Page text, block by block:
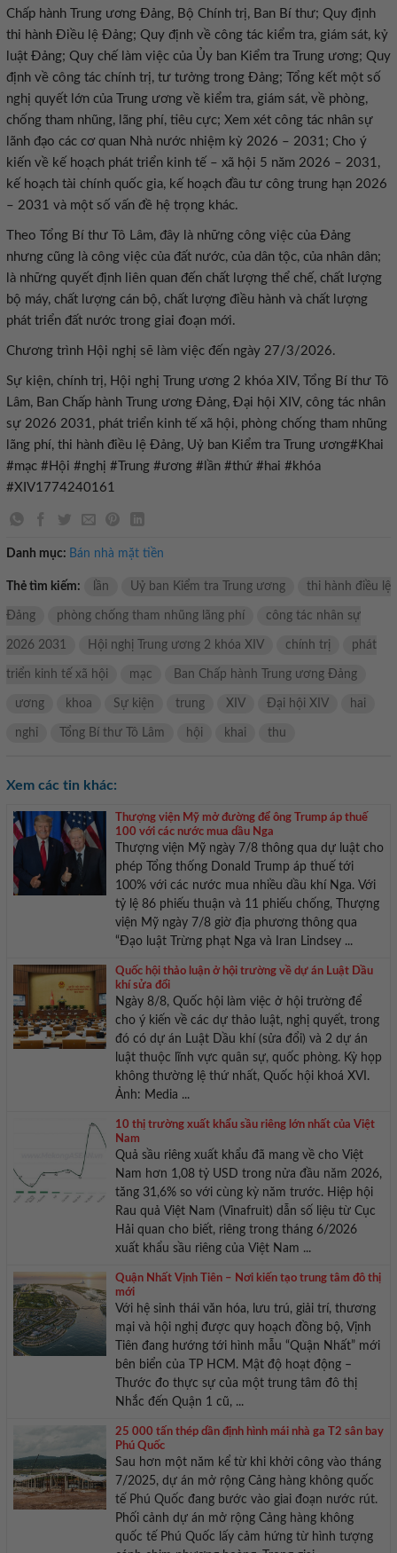
Chấp hành Trung ương Đảng, Bộ Chính trị, Ban Bí thư; Quy định
thi hành Điều lệ Đảng; Quy định về công tác kiểm tra, giám sát, kỷ
luật Đảng; Quy chế làm việc của Ủy ban Kiểm tra Trung ương; Quy
định về công tác chính trị, tư tưởng trong Đảng; Tổng kết một số
nghị quyết lớn của Trung ương về kiểm tra, giám sát, về phòng,
chống tham nhũng, lãng phí, tiêu cực; Xem xét công tác nhân sự
lãnh đạo các cơ quan Nhà nước nhiệm kỳ 2026 – 2031; Cho ý
kiến về kế hoạch phát triển kinh tế – xã hội 5 năm 2026 – 2031,
kế hoạch tài chính quốc gia, kế hoạch đầu tư công trung hạn 2026
– 2031 và một số vấn đề hệ trọng khác.
Theo Tổng Bí thư Tô Lâm, đây là những công việc của Đảng
nhưng cũng là công việc của đất nước, của dân tộc, của nhân dân;
là những quyết định liên quan đến chất lượng thể chế, chất lượng
bộ máy, chất lượng cán bộ, chất lượng điều hành và chất lượng
phát triển đất nước trong giai đoạn mới.
Chương trình Hội nghị sẽ làm việc đến ngày 27/3/2026.
Sự kiện, chính trị, Hội nghị Trung ương 2 khóa XIV, Tổng Bí thư Tô
Lâm, Ban Chấp hành Trung ương Đảng, Đại hội XIV, công tác nhân
sự 2026 2031, phát triển kinh tế xã hội, phòng chống tham nhũng
lãng phí, thi hành điều lệ Đảng, Uỷ ban Kiểm tra Trung ương#Khai
#mạc #Hội #nghị #Trung #ương #lần #thứ #hai #khóa
#XIV1774240161
Danh mục: Bán nhà mặt tiền
Thẻ tìm kiếm: lần Uỷ ban Kiểm tra Trung ương thi hành điều lệ
Đảng phòng chống tham nhũng lãng phí công tác nhân sự
2026 2031 Hội nghị Trung ương 2 khóa XIV chính trị phát
triển kinh tế xã hội mạc Ban Chấp hành Trung ương Đảng
ương khoa Sự kiện trung XIV Đại hội XIV hai
nghỉ Tổng Bí thư Tô Lâm hội khai thu
Xem các tin khác:
Thượng viện Mỹ mở đường để ông Trump áp thuế
100 với các nước mua dầu Nga
Thượng viện Mỹ ngày 7/8 thông qua dự luật cho
phép Tổng thống Donald Trump áp thuế tới
100% với các nước mua nhiều dầu khí Nga. Với
tỷ lệ 86 phiếu thuận và 11 phiếu chống, Thượng
viện Mỹ ngày 7/8 giờ địa phương thông qua
“Đạo luật Trừng phạt Nga và Iran Lindsey ...
Quốc hội thảo luận ở hội trường về dự án Luật Dầu
khí sửa đổi
Ngày 8/8, Quốc hội làm việc ở hội trường để
cho ý kiến về các dự thảo luật, nghị quyết, trong
đó có dự án Luật Dầu khí (sửa đổi) và 2 dự án
luật thuộc lĩnh vực quân sự, quốc phòng. Kỳ họp
không thường lệ thứ nhất, Quốc hội khoá XVI.
Ảnh: Media ...
10 thị trường xuất khẩu sầu riêng lớn nhất của Việt
Nam
Quả sầu riêng xuất khẩu đã mang về cho Việt
Nam hơn 1,08 tỷ USD trong nửa đầu năm 2026,
tăng 31,6% so với cùng kỳ năm trước. Hiệp hội
Rau quả Việt Nam (Vinafruit) dẫn số liệu từ Cục
Hải quan cho biết, riêng trong tháng 6/2026
xuất khẩu sầu riêng của Việt Nam ...
Quận Nhất Vịnh Tiên – Nơi kiến tạo trung tâm đô thị
mới
Với hệ sinh thái văn hóa, lưu trú, giải trí, thương
mại và hội nghị được quy hoạch đồng bộ, Vịnh
Tiên đang hướng tới hình mẫu “Quận Nhất” mới
bên biển của TP HCM. Mật độ hoạt động –
Thước đo thực sự của một trung tâm đô thị
Nhắc đến Quận 1 cũ, ...
25 000 tấn thép dần định hình mái nhà ga T2 sân bay
Phú Quốc
Sau hơn một năm kể từ khi khởi công vào tháng
7/2025, dự án mở rộng Cảng hàng không quốc
tế Phú Quốc đang bước vào giai đoạn nước rút.
Phối cảnh dự án mở rộng Cảng hàng không
quốc tế Phú Quốc lấy cảm hứng từ hình tượng